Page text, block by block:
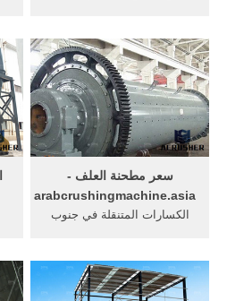
في السودان
سعر مطحنة العلف -
arabcrushingmachine.asia
الكسارات المتنقلة في جنوب
تغذية الناتج ...